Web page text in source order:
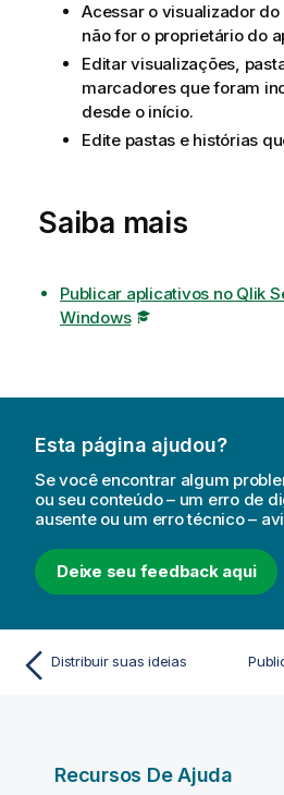
Acessar o visualizador
não for o proprietário do
Editar visualizações,
marcadores que foram
desde o início.
Edite pastas e histórias
Saiba mais
Publicar aplicativos no Qlik
Windows
Esta página ajudou?
Se você encontrar algum
ou seu conteúdo – um erro de
ausente ou um erro técnico –
Deixe seu feedback aqui
Distribuir suas ideias
Recursos De Ajuda